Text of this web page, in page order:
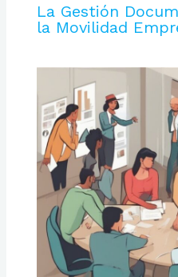
La Gestión
la Movilidad